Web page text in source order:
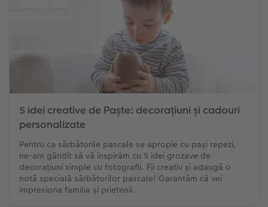
5 idei creative de Paște: decorațiuni și cadouri
personalizate
Pentru ca sărbătorile pascale se apropie cu pași repezi,
ne-am găndit să vă inspirăm cu 5 idei grozave de
decorațiuni simple cu fotografii. Fii creativ și adaugă o
notă specială sărbătorilor pascale! Garantăm că vei
impresiona familia și prietenii.